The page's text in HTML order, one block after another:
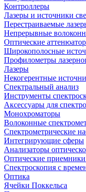
Контроллеры
Лазеры и источники
Перестраиваемые
Непрерывные
Оптические
Широкополосные
Профилометры
Лазеры
Некогерентные
Спектральный анализ
Инструменты
Аксессуары для
Монохроматоры
Волоконные
Спектрометрические
Интегрирующие сферы
Анализаторы
Оптические приемники
Спектроскопия с
Оптика
Ячейки Поккельса